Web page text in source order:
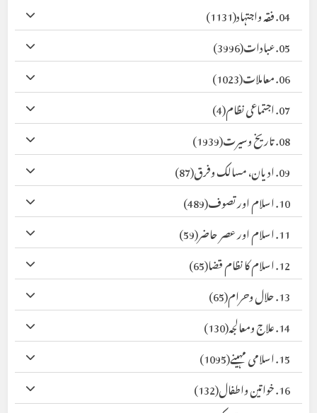
04. فقہ واجتہاد
(1131)
05. عبادات
(3996)
06. معاملات
(1023)
07. اجتماعی نظام
(4)
08. تاریخ وسیرت
(1939)
09. ادیان، مسالک وفرق
(87)
10. اسلام اور تصوف
(489)
11. اسلام اور عصر حاضر
(59)
12. اسلام کا نظام قضا
(65)
13. حلال وحرام
(65)
14. علاج ومعالجہ
(130)
15. اسلامی مہینے
(1095)
16. خواتین واطفال
(132)